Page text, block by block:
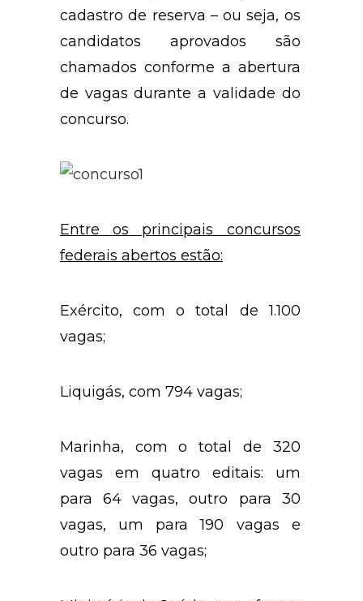
cadastro de reserva – ou seja, os
candidatos aprovados são
chamados conforme a abertura
de vagas durante a validade do
concurso.
Entre os principais concursos
federais abertos estão:
Exército, com o total de 1.100
vagas;
Liquigás, com 794 vagas;
Marinha, com o total de 320
vagas em quatro editais: um
para 64 vagas, outro para 30
vagas, um para 190 vagas e
outro para 36 vagas;